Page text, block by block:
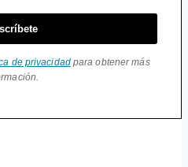
de privacidadpara obtener más